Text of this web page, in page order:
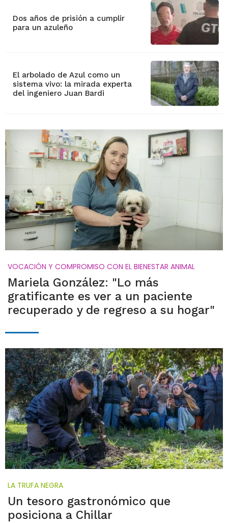
Dos años de prisión a cumplir
para un azuleño
El arbolado de Azul como un
sistema vivo: la mirada experta
del ingeniero Juan Bardi
VOCACIÓN Y COMPROMISO CON EL BIENESTAR ANIMAL
Mariela González: "Lo más
gratificante es ver a un paciente
recuperado y de regreso a su hogar"
LA TRUFA NEGRA
Un tesoro gastronómico que
posiciona a Chillar